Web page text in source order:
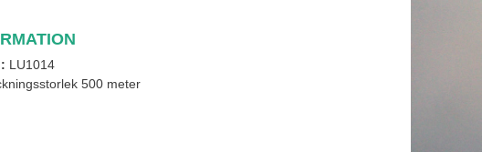
LU1014
500 meter